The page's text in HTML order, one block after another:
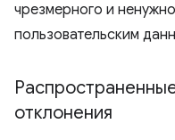
чрезмерного и
пользовательским
отклонения